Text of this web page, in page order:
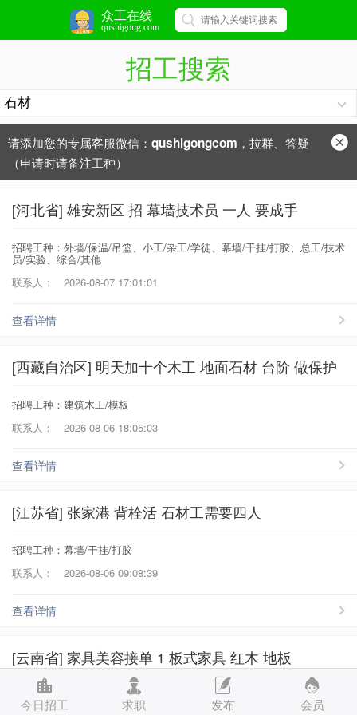
众工在线
qushigong.com
招工搜索
请添加您的专属客服微信： qushigongcom ，拉群、答疑
（申请时请备注工种）
[河北省] 雄安新区 招 幕墙技术员 一人 要成手
招聘工种：外墙/保温/吊篮、小工/杂工/学徒、幕墙/干挂/打胶、总工/技术
员/实验、综合/其他
联系人：
2026-08-07 17:01:01
查看详情
[西藏自治区] 明天加十个木工 地面石材 台阶 做保护
招聘工种：建筑木工/模板
联系人：
2026-08-06 18:05:03
查看详情
[江苏省] 张家港 背栓活 石材工需要四人
招聘工种：幕墙/干挂/打胶
联系人：
2026-08-06 09:08:39
查看详情
[云南省] 家具美容接单 1 板式家具 红木 地板
招聘工种：泥水/瓦工/贴砖/砌墙、外墙/保温/吊篮、钢结构/不锈钢/彩钢、
门窗/楼梯/护栏、综合/其他、美发/美容/洗头工
今日招工 求职 发布 会员